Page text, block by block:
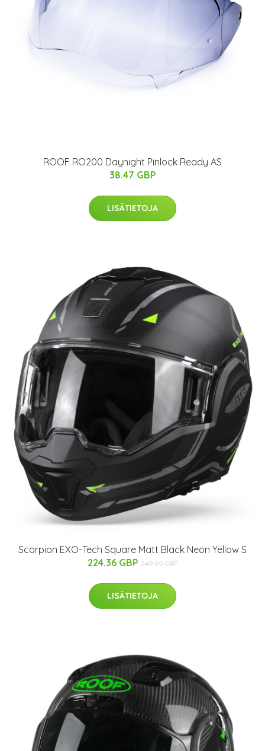
ROOF RO200 Daynight Pinlock Ready AS
38.47 GBP
LISÄTIETOJA
Scorpion EXO-Tech Square Matt Black Neon Yellow S
224.36 GBP 249.29 GBP
LISÄTIETOJA